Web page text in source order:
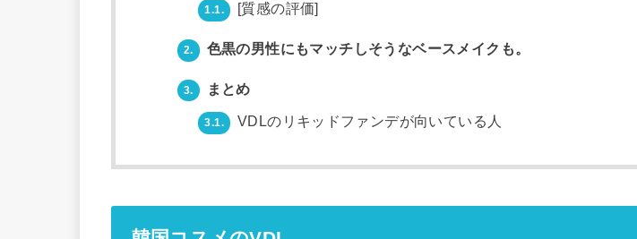
1.1. [質感の評価]
2. 色黒の男性にもマッチしそうなベースメイクも。
3. まとめ
3.1. VDLのリキッドファンデが向いている人